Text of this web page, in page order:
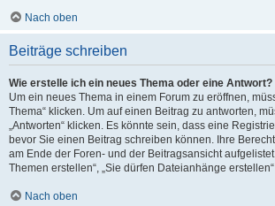
Nach oben
Beiträge schreiben
Wie erstelle ich ein neues Thema oder eine Antwort?
Um ein neues Thema in einem Forum zu eröffnen,
Thema“ klicken. Um auf einen Beitrag zu antworten,
„Antworten“ klicken. Es könnte sein, dass eine
bevor Sie einen Beitrag schreiben können. Ihre
am Ende der Foren- und der Beitragsansicht
Themen erstellen“, „Sie dürfen Dateianhänge
Nach oben